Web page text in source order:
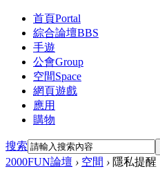
首頁Portal
綜合論壇BBS
手遊
公會Group
空間Space
網頁遊戲
應用
購物
搜索
2000FUN論壇 › 空間 › 隱私提醒